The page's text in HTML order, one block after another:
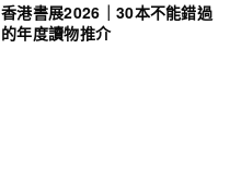
香港書展2026｜30本不能錯過
的年度讀物推介